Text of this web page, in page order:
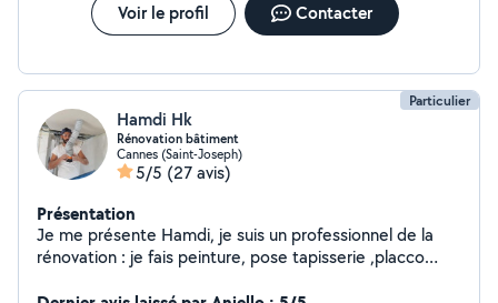
Voir le profil Contacter
Particulier
Hamdi Hk
Rénovation bâtiment
Cannes (Saint-Joseph)
5/5 (27 avis)
Présentation
Je me présente Hamdi, je suis un professionnel de la
rénovation : je fais peinture, pose tapisserie ,placco